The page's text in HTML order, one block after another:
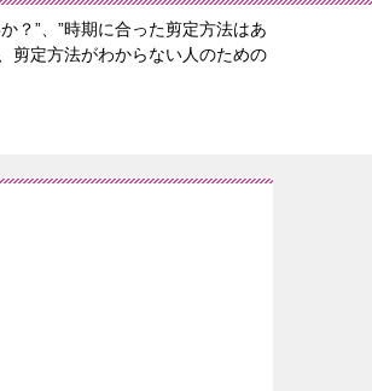
？”、”時期に合った剪定方法はあ
剪定方法がわからない人のための